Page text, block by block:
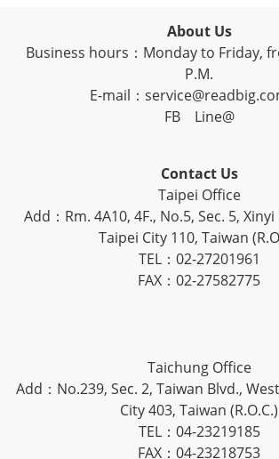
About Us
Business hours：Monday to Friday,
P.M.
E-mail：
FB
Line@
Contact Us
Taipei Office
Add：Rm. 4A10, 4F., No.5, Sec. 5,
Taipei City 110, Taiwan
TEL：02-27201961
FAX：02-27582775
Taichung Office
Add：No.239, Sec. 2, Taiwan Blvd.,
City 403, Taiwan (R.O.C.)
TEL：04-23219185
FAX：04-23218753